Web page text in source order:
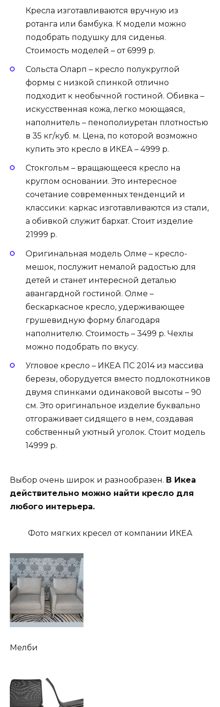
Кресла изготавливаются вручную из
ротанга или бамбука. К модели можно
подобрать подушку для сиденья.
Стоимость моделей – от 6999 р.
Сольста Оларп – кресло полукруглой
формы с низкой спинкой отлично
подходит к необычной гостиной. Обивка –
искусственная кожа, легко моющаяся,
наполнитель – пенополиуретан плотностью
в 35 кг/куб. м. Цена, по которой возможно
купить это кресло в ИКЕА – 4999 р.
Стокгольм – вращающееся кресло на
круглом основании. Это интересное
сочетание современных тенденций и
классики: каркас изготавливаются из стали,
а обивкой служит бархат. Стоит изделие
21999 р.
Оригинальная модель Олме – кресло-
мешок, послужит немалой радостью для
детей и станет интересной деталью
авангардной гостиной. Олме –
бескаркасное кресло, удерживающее
грушевидную форму благодаря
наполнителю. Стоимость – 3499 р. Чехлы
можно подобрать по вкусу.
Угловое кресло – ИКЕА ПС 2014 из массива
березы, оборудуется вместо подлокотников
двумя спинками одинаковой высоты – 90
см. Это оригинальное изделие буквально
отгораживает сидящего в нем, создавая
собственный уютный уголок. Стоит модель
14999 р.
Выбор очень широк и разнообразен. В Икеа
действительно можно найти кресло для
любого интерьера.
Фото мягких кресел от компании ИКЕА
Мелби